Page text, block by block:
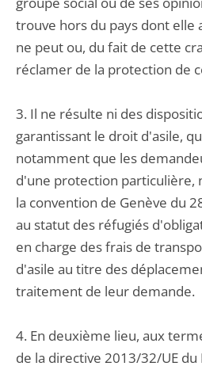
trouve hors du pays dont elle
ne peut ou, du fait de cette
réclamer de la protection de
3. Il ne résulte ni des
garantissant le droit d'asile,
notamment que les
d'une protection particulière,
la convention de Genève du
au statut des réfugiés
en charge des frais de
d'asile au titre des
traitement de leur demande.
4. En deuxième lieu, aux
de la directive 2013/32/UE